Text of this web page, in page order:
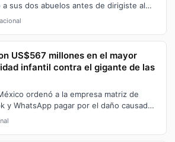
sus dos abuelos antes de dirigiste al
US$567 millones en el mayor
infantil contra el gigante de las
ordenó a la empresa matriz de
y WhatsApp pagar por el daño causado